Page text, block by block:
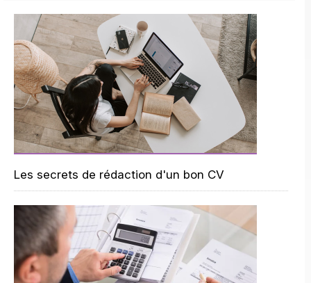
Les secrets de rédaction d'un bon CV